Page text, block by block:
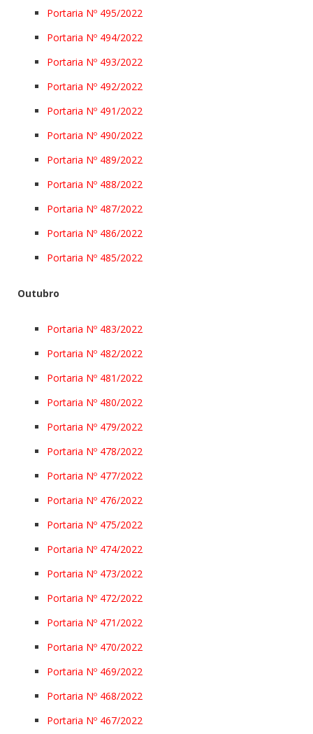
Portaria Nº 495/2022
Portaria Nº 494/2022
Portaria Nº 493/2022
Portaria Nº 492/2022
Portaria Nº 491/2022
Portaria Nº 490/2022
Portaria Nº 489/2022
Portaria Nº 488/2022
Portaria Nº 487/2022
Portaria Nº 486/2022
Portaria Nº 485/2022
Outubro
Portaria Nº 483/2022
Portaria Nº 482/2022
Portaria Nº 481/2022
Portaria Nº 480/2022
Portaria Nº 479/2022
Portaria Nº 478/2022
Portaria Nº 477/2022
Portaria Nº 476/2022
Portaria Nº 475/2022
Portaria Nº 474/2022
Portaria Nº 473/2022
Portaria Nº 472/2022
Portaria Nº 471/2022
Portaria Nº 470/2022
Portaria Nº 469/2022
Portaria Nº 468/2022
Portaria Nº 467/2022